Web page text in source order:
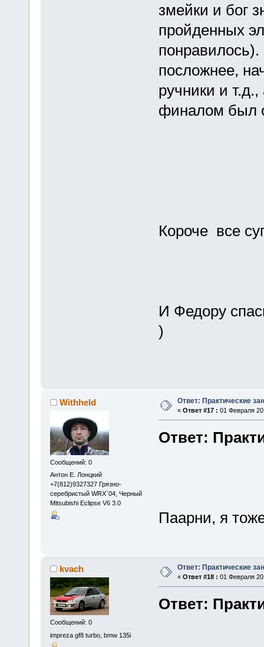
змейки и бог
пройденных
посложнее,
ручники и
финалом был
Короче все
И Федору
)
Withheld
Сообщений: 0
Антон Е. Лонцкий
+7(812)9327327 Грязно-
серебристый WRX`04, Черный
Mitsubishi Eclipse V6 3.0
Ответ: Практические
« Ответ #17 : 01 Февраля
Ответ:
Паарни, я
kvach
Сообщений: 0
impreza gf8 turbo, bmw 135i
Ответ: Практические
« Ответ #18 : 01 Февраля
Ответ: